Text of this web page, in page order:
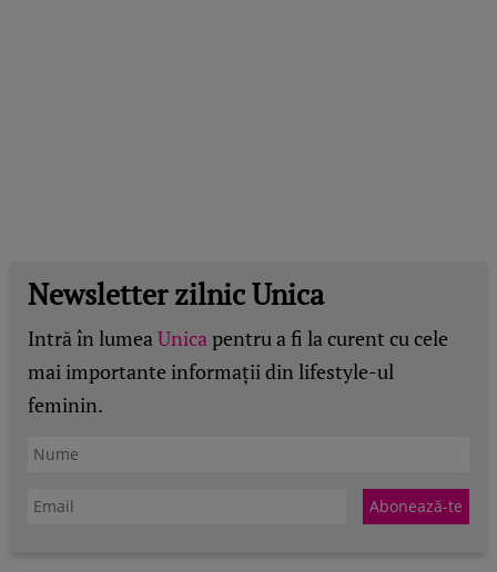
Newsletter zilnic Unica
Intră în lumeaUnicapentru a fi la curent cu cele
mai importante informații din lifestyle-ul
feminin.